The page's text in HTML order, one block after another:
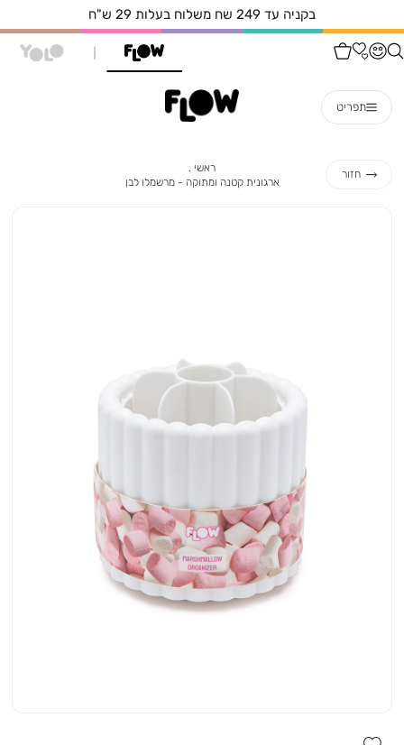
בקניה עד 249 שח משלוח בעלות 29 ש"ח
תפריט
חזור
ראשי
ארגונית קטנה ומתוקה - מרשמלו לבן